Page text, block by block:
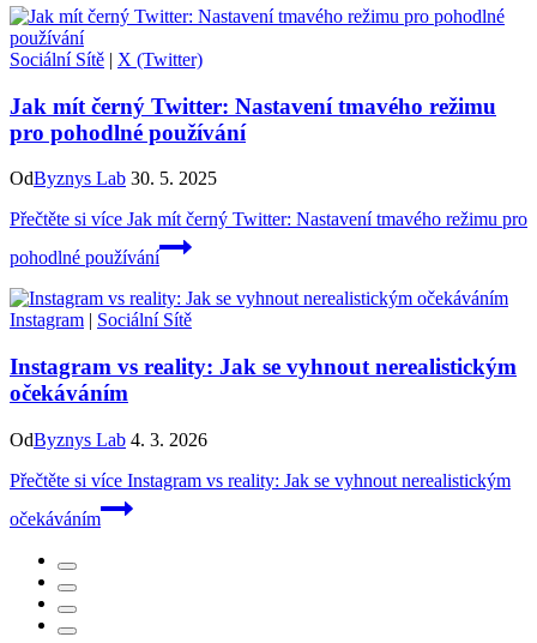
Sociální Sítě | X (Twitter)
Jak mít černý Twitter: Nastavení tmavého režimu
pro pohodlné používání
OdByznys Lab 30. 5. 2025
Přečtěte si více Jak mít černý Twitter: Nastavení tmavého režimu pro
pohodlné používání
Instagram | Sociální Sítě
Instagram vs reality: Jak se vyhnout nerealistickým
očekáváním
OdByznys Lab 4. 3. 2026
Přečtěte si více Instagram vs reality: Jak se vyhnout nerealistickým
očekáváním